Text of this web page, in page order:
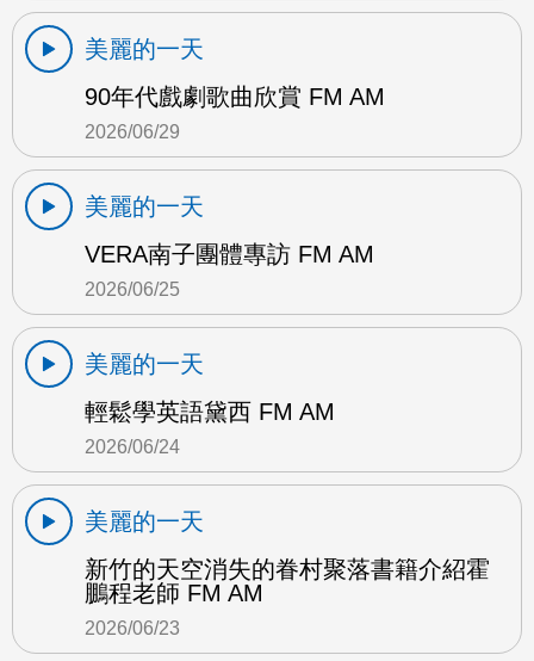
美麗的一天
90年代戲劇歌曲欣賞 FM AM
2026/06/29
美麗的一天
VERA南子團體專訪 FM AM
2026/06/25
美麗的一天
輕鬆學英語黛西 FM AM
2026/06/24
美麗的一天
新竹的天空消失的眷村聚落書籍介紹霍
鵬程老師 FM AM
2026/06/23